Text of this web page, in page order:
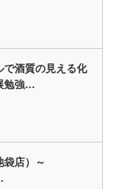
で酒質の見える化
勉強…
袋店）～